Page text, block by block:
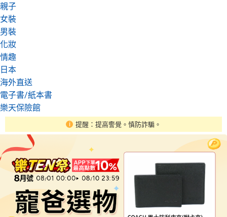
親子
女裝
男裝
化妝
情趣
日本
海外直送
電子書/紙本書
樂天保險館
提醒：提高警覺。慎防詐騙。